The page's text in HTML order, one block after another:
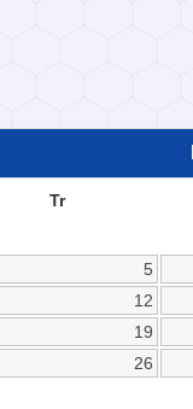
Tr
5
12
19
26